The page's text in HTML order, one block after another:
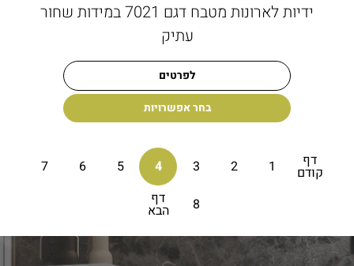
ידיות לארונות מטבח דגם 7021 במידות שחור
עתיק
לפרטים
בחר אפשרויות
דף
קודם 1
2
3
4
5
6
7
8
דף
הבא